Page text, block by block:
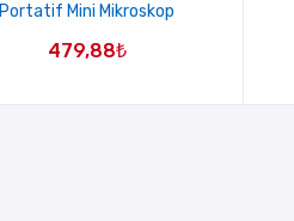
Portatif Mini Mikroskop
479,88₺